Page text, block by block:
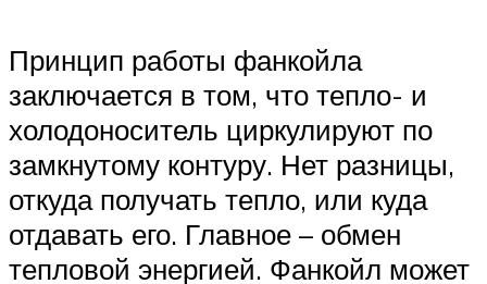
Принцип работы фанкойла
заключается в том, что тепло- и
холодоноситель циркулируют по
замкнутому контуру. Нет разницы,
откуда получать тепло, или куда
отдавать его. Главное – обмен
тепловой энергией. Фанкойл может